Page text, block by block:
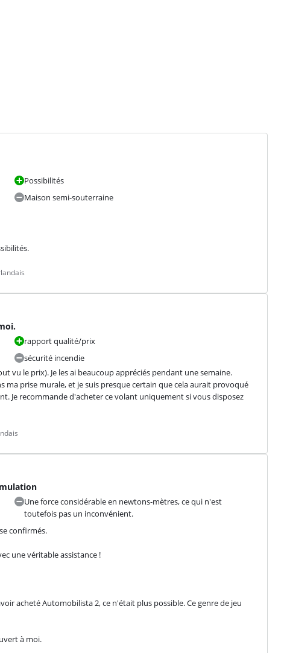
Possibilités
Maison semi-souterraine
rapport qualité/prix
sécurité incendie
vu le prix). Je les ai beaucoup appréciés pendant une semaine.
prise murale, et je suis presque certain que cela aurait provoqué
Je recommande d'acheter ce volant uniquement si vous disposez
Une force considérable en newtons-mètres, ce qui n'est
toutefois pas un inconvénient.
confirmés.
une véritable assistance !
acheté Automobilista 2, ce n'était plus possible. Ce genre de jeu
à moi.